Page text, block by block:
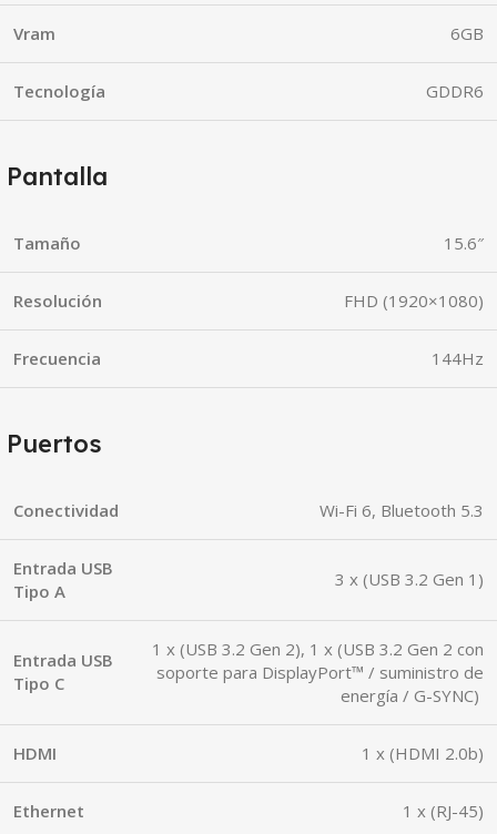
Vram 6GB
Tecnología GDDR6
Pantalla
Tamaño 15.6″
Resolución FHD (1920×1080)
Frecuencia 144Hz
Puertos
Conectividad Wi-Fi 6, Bluetooth 5.3
Entrada USB
Tipo A
3 x (USB 3.2 Gen 1)
Entrada USB
Tipo C
1 x (USB 3.2 Gen 2), 1 x (USB 3.2 Gen 2 con
soporte para DisplayPort™ / suministro de
energía / G-SYNC)
HDMI 1 x (HDMI 2.0b)
Ethernet 1 x (RJ-45)